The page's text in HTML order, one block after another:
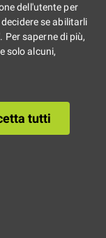
dell'utente per
se abilitarli
saperne di più,
solo alcuni,
tutti